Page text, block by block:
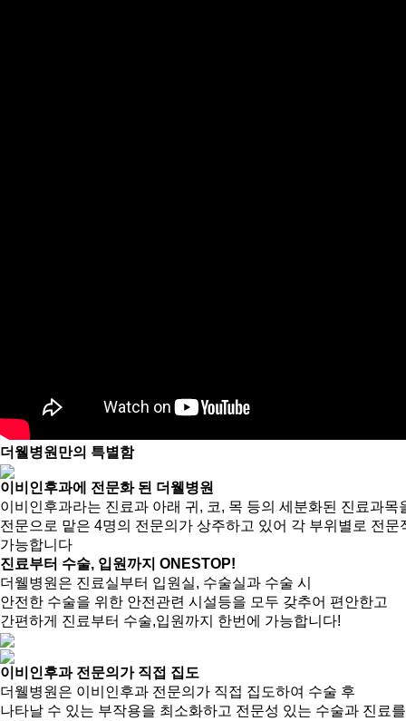
더웰병원만의 특별함
이비인후과에 전문화 된 더웰병원
이비인후과라는 진료과 아래 귀, 코, 목 등의 세분화된 진료과목
전문으로 맡은 4명의 전문의가 상주하고 있어 각 부위별로 전문
가능합니다
진료부터 수술, 입원까지 ONESTOP!
더웰병원은 진료실부터 입원실, 수술실과 수술 시
안전한 수술을 위한 안전관련 시설등을 모두 갖추어 편안한고
간편하게 진료부터 수술,입원까지 한번에 가능합니다!
이비인후과 전문의가 직접 집도
더웰병원은 이비인후과 전문의가 직접 집도하여 수술 후
나타날 수 있는 부작용을 최소화하고 전문성 있는 수술과 진료를